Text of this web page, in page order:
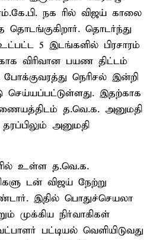
நக ரில் விஜய் காலை
தொடங்குகிறார். தொடர்ந்து
5 இடங்களில் பிரசாரம்
விரிவான பயண திட்டம்
நெரிசல் இன்றி
செய்யப்பட்டுள்ளது. இதற்காக
த.வெ.க. அனுமதி
அனுமதி
உள்ள த.வெ.க.
டன் விஜய் நேற்று
இதில் பொதுச்செயலா
முக்கிய நிர்வாகிகள்
பட்டியல் வெளியிடுவது